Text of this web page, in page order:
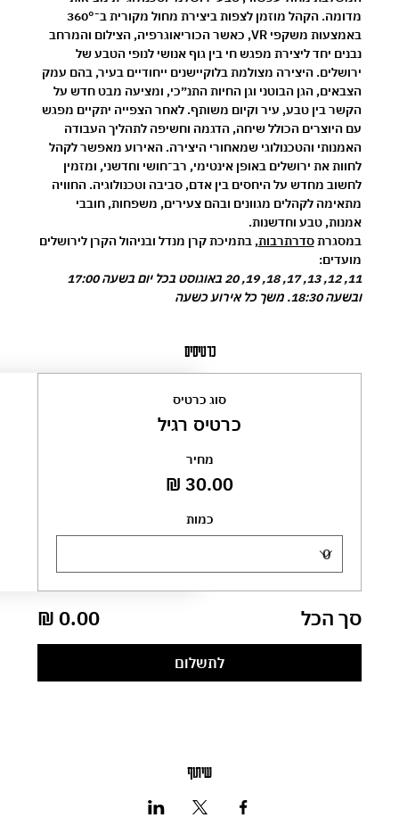
באמצעות משקפי VR, כאשר הכוריאוגרפיה, הצילום והמרחב
נבנים יחד ליצירת מפגש חי בין גוף אנושי לנופי הטבע של
ירושלים. היצירה מצולמת בלוקיישנים ייחודיים בעיר, בהם עמק
הצבאים, הגן הבוטני וגן החיות התנ״כי, ומציעה מבט חדש על
הקשר בין טבע, עיר וקיום משותף. לאחר הצפייה יתקיים מפגש
עם היוצרים הכולל שיחה, הדגמה וחשיפה לתהליך העבודה
האמנותי והטכנולוגי שמאחורי היצירה. האירוע מאפשר לקהל
לחוות את ירושלים באופן אינטימי, רב־חושי וחדשני, ומזמין
לחשוב מחדש על היחסים בין אדם, סביבה וטכנולוגיה. החוויה
מתאימה לקהלים מגוונים ובהם צעירים, משפחות, חובבי
אמנות, טבע וחדשנות.
במסגרת סדרתרבות, בתמיכת קרן מנדל ובניהול הקרן לירושלים
מועדים:
ובשעה 18:30. משך כל אירוע כשעה
כרטיסים
סוג כרטיס
כרטיס רגיל
מחיר
כמות
סך הכל
לתשלום
שיתוף